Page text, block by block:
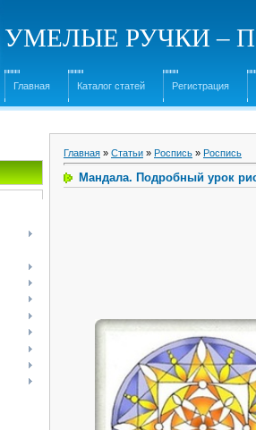
УМЕЛЫЕ РУЧКИ –
Главная Каталог статей Регистрация
Главная » Статьи » Роспись » Роспись
Мандала. Подробный урок